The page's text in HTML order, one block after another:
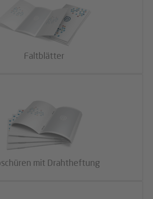
Faltblätter
mit Drahtheftung